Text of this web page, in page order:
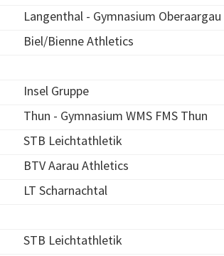
Langenthal - Gymnasium Oberaargau
Biel/Bienne Athletics
Insel Gruppe
Thun - Gymnasium WMS FMS Thun
STB Leichtathletik
BTV Aarau Athletics
LT Scharnachtal
STB Leichtathletik